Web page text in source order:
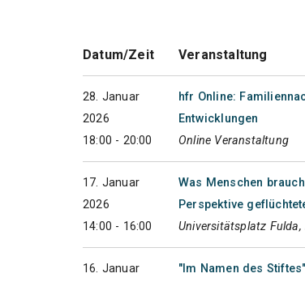
Datum/Zeit Veranstaltung
28. Januar
2026
18:00 - 20:00
hfr Online:
Entwicklungen
Online Veranstaltung
17. Januar
2026
14:00 - 16:00
Was Menschen
Perspektive
Universitätsplatz Fulda,
16. Januar
"Im Namen des